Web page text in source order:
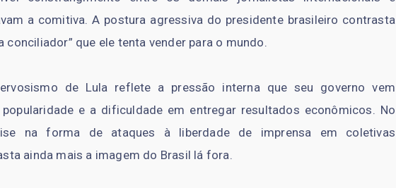
a comitiva. A postura agressiva do presidente brasileiro contrasta
conciliador” que ele tenta vender para o mundo.
de Lula reflete a pressão interna que seu governo vem
e a dificuldade em entregar resultados econômicos. No
na forma de ataques à liberdade de imprensa em coletivas
ainda mais a imagem do Brasil lá fora.